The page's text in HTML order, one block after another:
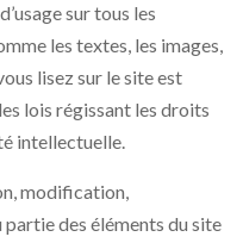
sur tous les
les textes, les images,
lisez sur le site est
lois régissant les droits
intellectuelle.
modification,
des éléments du site